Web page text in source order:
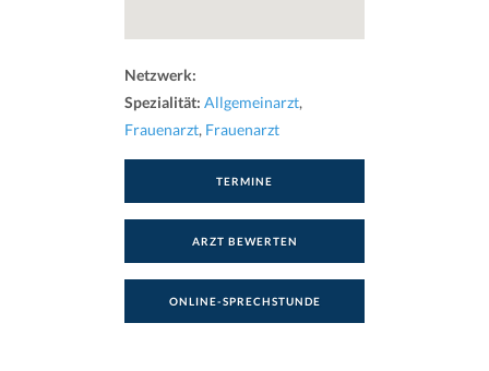
Netzwerk:
Spezialität: Allgemeinarzt,
Frauenarzt, Frauenarzt
TERMINE
ARZT BEWERTEN
ONLINE-SPRECHSTUNDE